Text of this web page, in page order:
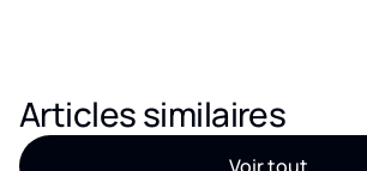
Articles similaires